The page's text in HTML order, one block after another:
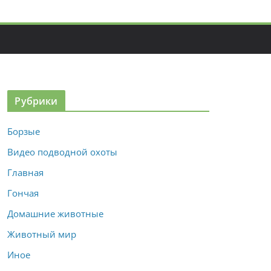
Рубрики
Борзые
Видео подводной охоты
Главная
Гончая
Домашние животные
Животный мир
Иное